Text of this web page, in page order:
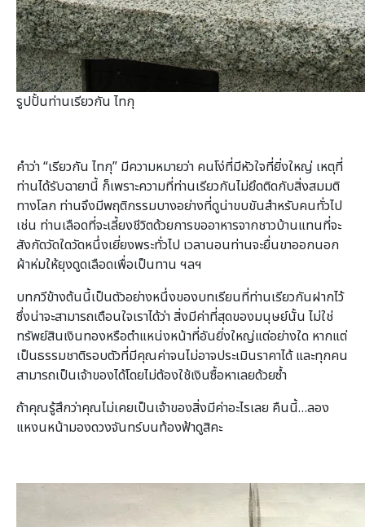
รูปปั้นท่านเรียวกัน ไทกุ
คำว่า “เรียวกัน ไทกุ” มีความหมายว่า คนโง่ที่มีหัวใจที่ยิ่งใหญ่ เหตุที่
ท่านได้รับฉายานี้ ก็เพราะความที่ท่านเรียวกันไม่ยึดติดกับสิ่งสมมติ
ทางโลก ท่านจึงมีพฤติกรรมบางอย่างที่ดูน่าขบขันสำหรับคนทั่วไป
เช่น ท่านเลือดที่จะเลี้ยงชีวิตด้วยการขออาหารจากชาวบ้านแทนที่จะ
สังกัดวัดใดวัดหนึ่งเยี่ยงพระทั่วไป เวลานอนท่านจะยื่นขาออกนอก
ผ้าห่มให้ยุงดูดเลือดเพื่อเป็นทาน ฯลฯ
บทกวีข้างต้นนี้เป็นตัวอย่างหนึ่งของบทเรียนที่ท่านเรียวกันฝากไว้
ซึ่งน่าจะสามารถเตือนใจเราได้ว่า สิ่งมีค่าที่สุดของมนุษย์นั้น ไม่ใช่
ทรัพย์สินเงินทองหรือตำแหน่งหน้าที่อันยิ่งใหญ่แต่อย่างใด หากแต่
เป็นธรรมชาติรอบตัวที่มีคุณค่าจนไม่อาจประเมินราคาได้ และทุกคน
สามารถเป็นเจ้าของได้โดยไม่ต้องใช้เงินซื้อหาเลยด้วยซ้ำ
ถ้าคุณรู้สึกว่าคุณไม่เคยเป็นเจ้าของสิ่งมีค่าอะไรเลย คืนนี้…ลอง
แหงนหน้ามองดวงจันทร์บนท้องฟ้าดูสิคะ